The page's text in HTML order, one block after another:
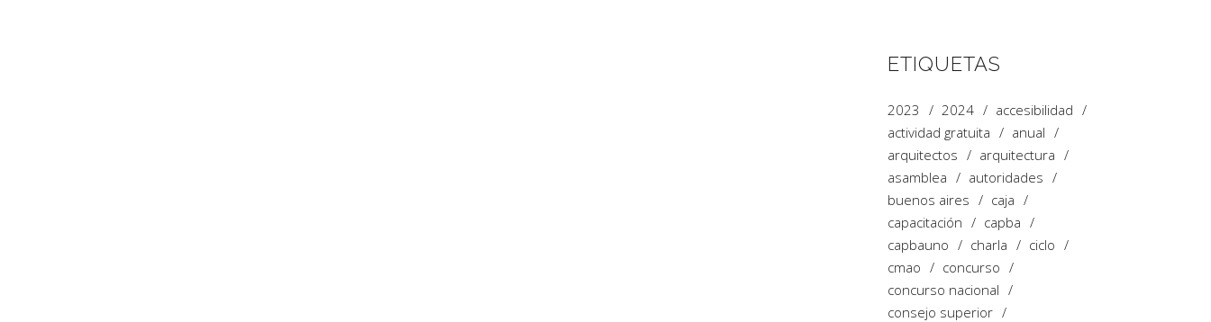
ETIQUETAS
2023 2024
accesibilidad
actividad gratuita
anual
arquitectos
arquitectura
asamblea
autoridades
buenos aires
caja
capacitación
capba
capbauno
charla
ciclo
cmao
concurso
concurso nacional
consejo superior